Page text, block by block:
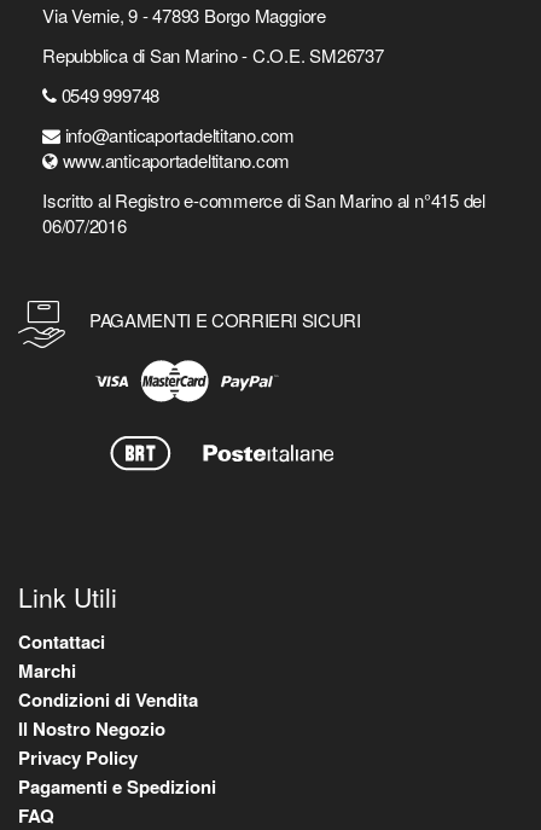
Via Vernie, 9 - 47893 Borgo Maggiore
Repubblica di San Marino - C.O.E. SM26737
0549 999748
info@anticaportadeltitano.com
www.anticaportadeltitano.com
Iscritto al Registro e-commerce di San Marino al n°415 del
06/07/2016
PAGAMENTI E CORRIERI SICURI
Link Utili
Contattaci
Marchi
Condizioni di Vendita
Il Nostro Negozio
Privacy Policy
Pagamenti e Spedizioni
FAQ